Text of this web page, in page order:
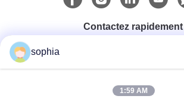
Contactez rapidement
0086-13128969971
sophia
1:59 AM